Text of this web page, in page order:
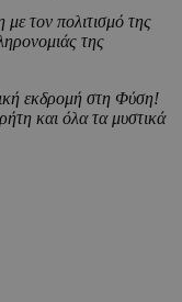
τον πολιτισμό της
της
εκδρομή στη Φύση!
και όλα τα μυστικά